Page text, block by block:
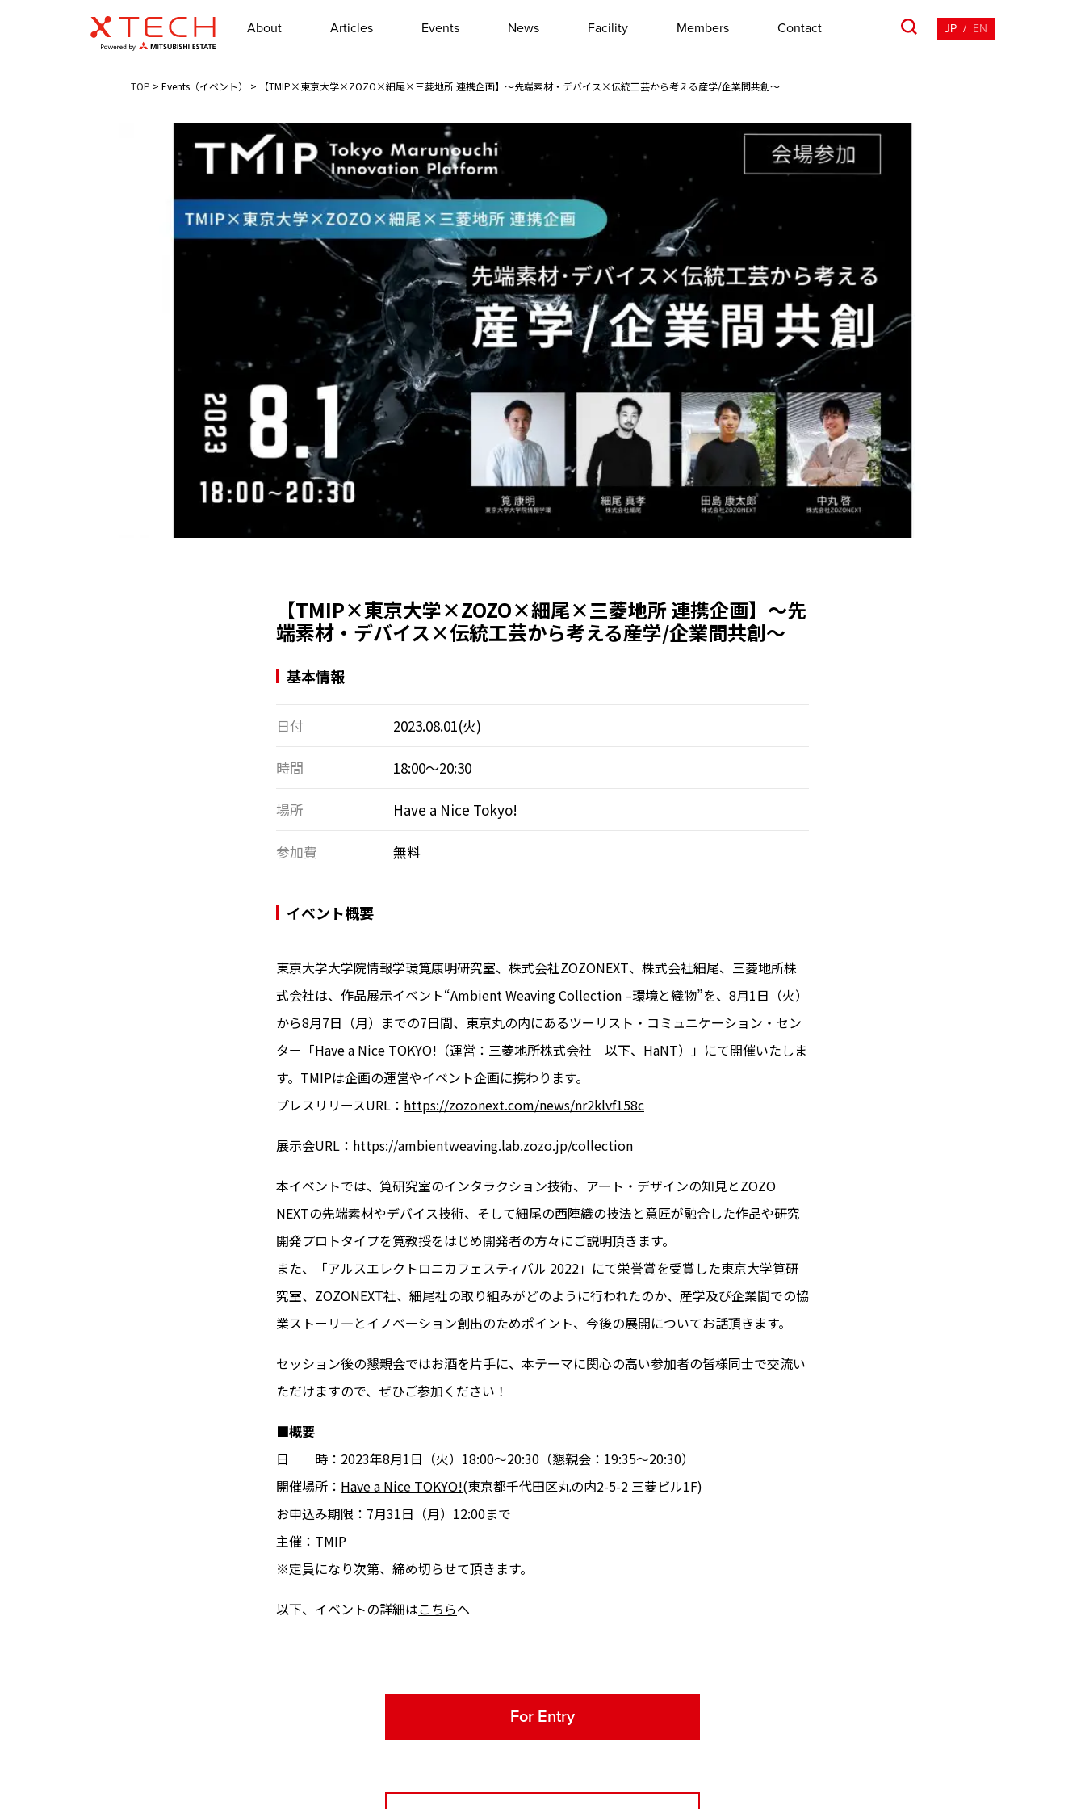
About Articles Events News Facility Members Contact JP / EN
TOP > Events（イベント） > 【TMIP×東京大学×ZOZO×細尾×三菱地所 連携企画】～先端素材・デバイス×伝統工芸から考える産学/企業間共創～
【TMIP×東京大学×ZOZO×細尾×三菱地所 連携企画】～先
端素材・デバイス×伝統工芸から考える産学/企業間共創～
基本情報
日付 2023.08.01(火)
時間 18:00～20:30
場所 Have a Nice Tokyo!
参加費 無料
イベント概要
東京大学大学院情報学環筧康明研究室、株式会社ZOZONEXT、株式会社細尾、三菱地所株
式会社は、作品展示イベント“Ambient Weaving Collection –環境と織物”を、8月1日（火）
から8月7日（月）までの7日間、東京丸の内にあるツーリスト・コミュニケーション・セン
ター「Have a Nice TOKYO!（運営：三菱地所株式会社 以下、HaNT）」にて開催いたしま
す。TMIPは企画の運営やイベント企画に携わります。
プレスリリースURL： https://zozonext.com/news/nr2klvf158c
展示会URL： https://ambientweaving.lab.zozo.jp/collection
本イベントでは、筧研究室のインタラクション技術、アート・デザインの知見とZOZO
NEXTの先端素材やデバイス技術、そして細尾の西陣織の技法と意匠が融合した作品や研究
開発プロトタイプを筧教授をはじめ開発者の方々にご説明頂きます。
また、「アルスエレクトロニカフェスティバル 2022」にて栄誉賞を受賞した東京大学筧研
究室、ZOZONEXT社、細尾社の取り組みがどのように行われたのか、産学及び企業間での協
業ストーリ―とイノベーション創出のためポイント、今後の展開についてお話頂きます。
セッション後の懇親会ではお酒を片手に、本テーマに関心の高い参加者の皆様同士で交流い
ただけますので、ぜひご参加ください！
■概要
日 時：2023年8月1日（火）18:00～20:30（懇親会：19:35～20:30）
開催場所： Have a Nice TOKYO!(東京都千代田区丸の内2-5-2 三菱ビル1F)
お申込み期限：7月31日（月）12:00まで
主催：TMIP
※定員になり次第、締め切らせて頂きます。
以下、イベントの詳細はこちらへ
For Entry